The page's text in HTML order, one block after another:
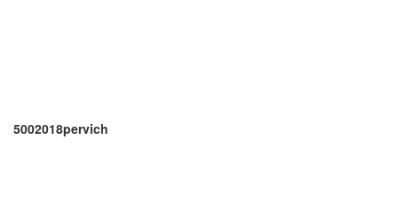
5002018pervich